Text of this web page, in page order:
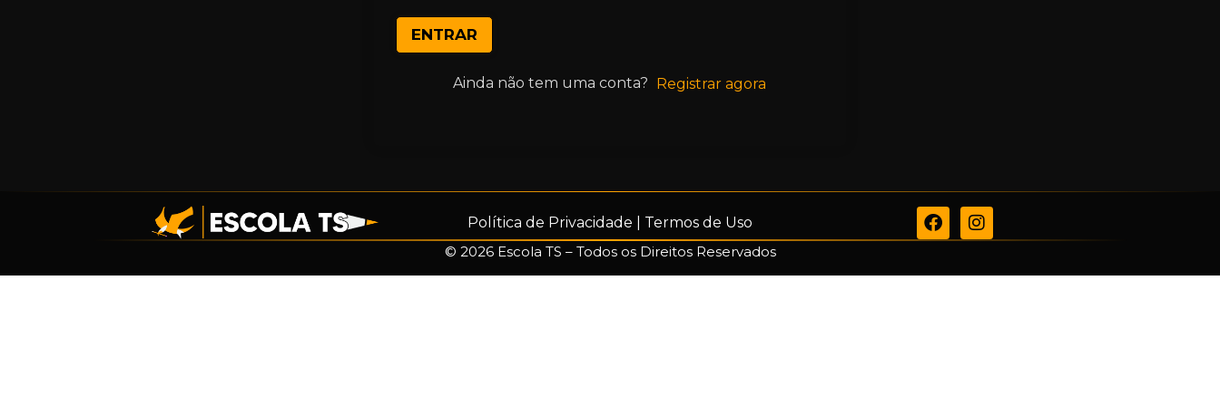
ENTRAR
Ainda não tem uma conta? Registrar agora
Política de Privacidade
Termos de Uso
© 2026 Escola TS – Todos os Direitos Reservados